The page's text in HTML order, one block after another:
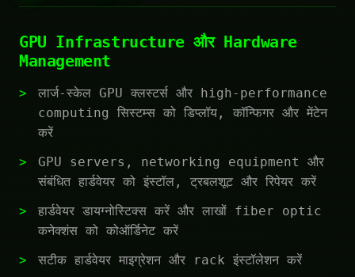
GPU Infrastructure और Hardware
Management
लार्ज-स्केल GPU क्लस्टर्स और high-performance
computing सिस्टम्स को डिप्लॉय, कॉन्फिगर और मेंटेन
करें
GPU servers, networking equipment और
संबंधित हार्डवेयर को इंस्टॉल, ट्रबलशूट और रिपेयर करें
हार्डवेयर डायग्नोस्टिक्स करें और लाखों fiber optic
कनेक्शंस को कोऑर्डिनेट करें
सटीक हार्डवेयर माइग्रेशन और rack इंस्टॉलेशन करें